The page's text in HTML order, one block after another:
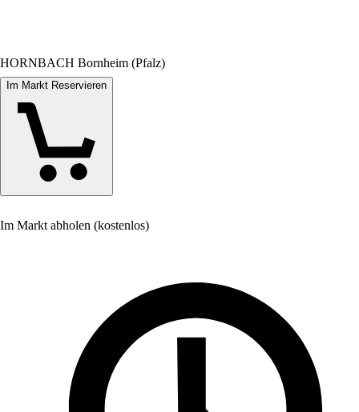
HORNBACH Bornheim (Pfalz)
Im Markt Reservieren
Im Markt abholen (kostenlos)